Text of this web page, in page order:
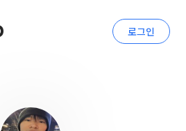
로그인